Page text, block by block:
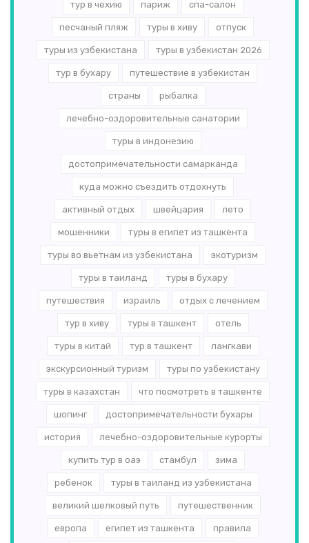
тур в чехию париж спа-салон
песчаный пляж туры в хиву отпуск
туры из узбекистана туры в узбекистан 2026
тур в бухару путешествие в узбекистан
страны рыбалка
лечебно-оздоровительные санатории
туры в индонезию
достопримечательности самарканда
куда можно съездить отдохнуть
активный отдых швейцария лето
мошенники туры в египет из ташкента
туры во вьетнам из узбекистана экотуризм
туры в таиланд туры в бухару
путешествия израиль отдых с лечением
тур в хиву туры в ташкент отель
туры в китай тур в ташкент лангкави
экскурсионный туризм туры по узбекистану
туры в казахстан что посмотреть в ташкенте
шопинг достопримечательности бухары
история лечебно-оздоровительные курорты
купить тур в оаэ стамбул зима
ребенок туры в таиланд из узбекистана
великий шелковый путь путешественник
европа египет из ташкента правила